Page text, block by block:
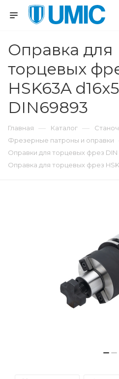
Оправка для
торцевых
HSK63A
DIN69893
Главная — Каталог —
Фрезерные патроны и оправки
Оправки для торцевых фрез DIN
Оправка для торцевых фрез